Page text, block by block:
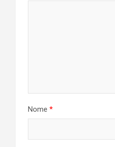
Nome *